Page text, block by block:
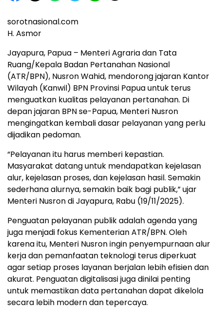
sorotnasional.com
H. Asmor
Jayapura, Papua – Menteri Agraria dan Tata
Ruang/Kepala Badan Pertanahan Nasional
(ATR/BPN), Nusron Wahid, mendorong jajaran Kantor
Wilayah (Kanwil) BPN Provinsi Papua untuk terus
menguatkan kualitas pelayanan pertanahan. Di
depan jajaran BPN se-Papua, Menteri Nusron
mengingatkan kembali dasar pelayanan yang perlu
dijadikan pedoman.
“Pelayanan itu harus memberi kepastian.
Masyarakat datang untuk mendapatkan kejelasan
alur, kejelasan proses, dan kejelasan hasil. Semakin
sederhana alurnya, semakin baik bagi publik,” ujar
Menteri Nusron di Jayapura, Rabu (19/11/2025).
Penguatan pelayanan publik adalah agenda yang
juga menjadi fokus Kementerian ATR/BPN. Oleh
karena itu, Menteri Nusron ingin penyempurnaan alur
kerja dan pemanfaatan teknologi terus diperkuat
agar setiap proses layanan berjalan lebih efisien dan
akurat. Penguatan digitalisasi juga dinilai penting
untuk memastikan data pertanahan dapat dikelola
secara lebih modern dan tepercaya.